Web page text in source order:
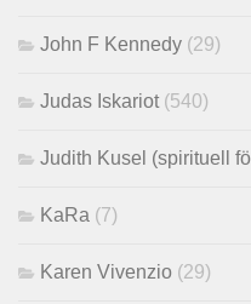
John F Kennedy (29)
Judas Iskariot(540)
Judith Kusel (spirituell
KaRa (7)
Karen Vivenzio (29)